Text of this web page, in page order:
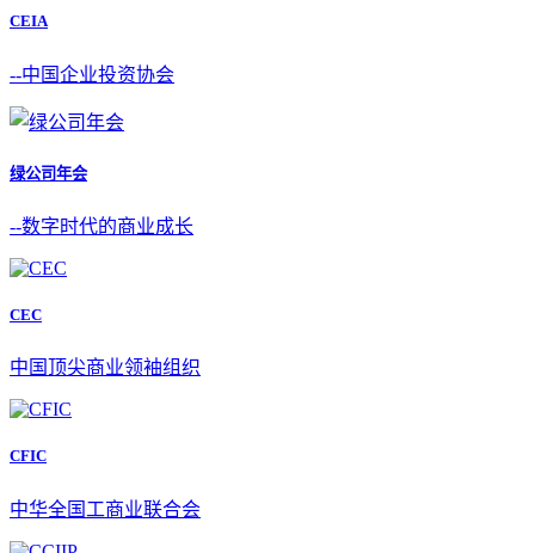
CEIA
--中国企业投资协会
绿公司年会
--数字时代的商业成长
CEC
中国顶尖商业领袖组织
CFIC
中华全国工商业联合会